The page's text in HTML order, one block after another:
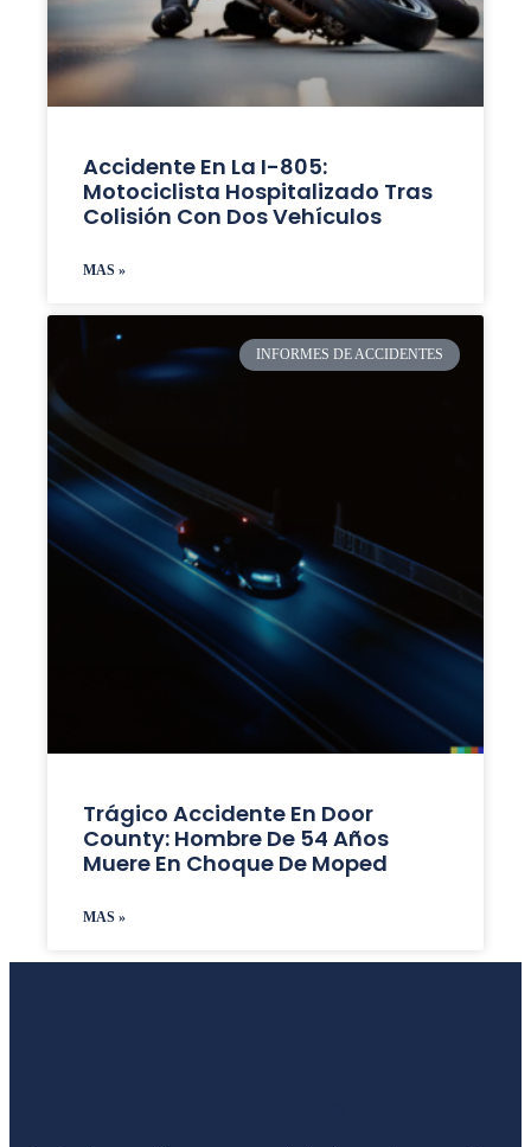
Accidente En La I-805:
Motociclista Hospitalizado Tras
Colisión Con Dos Vehículos
MAS »
INFORMES DE ACCIDENTES
Trágico Accidente En Door
County: Hombre De 54 Años
Muere En Choque De Moped
MAS »